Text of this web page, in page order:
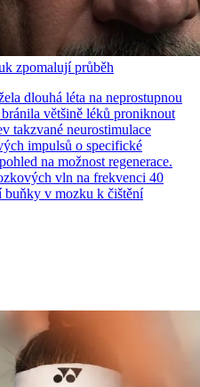
zpomalují průběh
dlouhá léta na neprostupnou
většině léků proniknout
takzvané neurostimulace
impulsů o specifické
na možnost regenerace.
vln na frekvenci 40
buňky v mozku k čištění